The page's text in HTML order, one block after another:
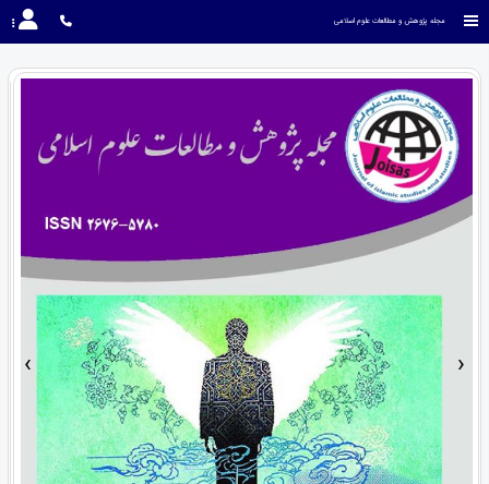
مجله پژوهش و مطالعات علوم اسلامی
› ‹